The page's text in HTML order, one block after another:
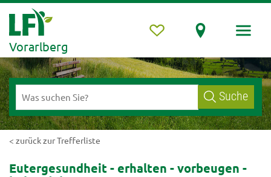
Vorarlberg
Suche
< zurück zur Trefferliste
Eutergesundheit - erhalten - vorbeugen -